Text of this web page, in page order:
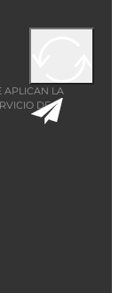
APLICAN LA
DE